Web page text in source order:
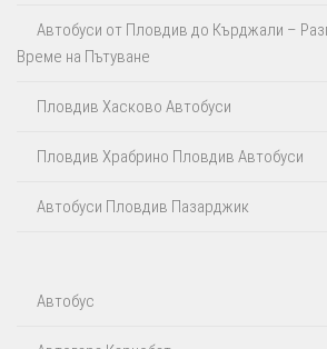
Автобуси от Пловдив до Кърджали –
Време на Пътуване
Пловдив Хасково Автобуси
Пловдив Храбрино Пловдив Автобуси
Автобуси Пловдив Пазарджик
Автобус